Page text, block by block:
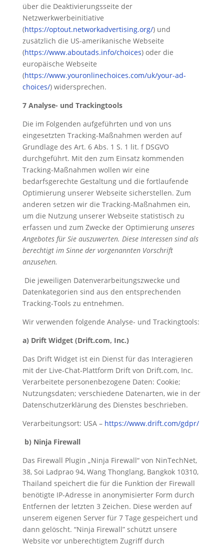
über die Deaktivierungsseite der
Netzwerkwerbeinitiative
(https://optout.networkadvertising.org/) und
zusätzlich die US-amerikanische Webseite
(https://www.aboutads.info/choices) oder die
europäische Webseite
(https://www.youronlinechoices.com/uk/your-ad-
choices/) widersprechen.
7 Analyse- und Trackingtools
Die im Folgenden aufgeführten und von uns
eingesetzten Tracking-Maßnahmen werden auf
Grundlage des Art. 6 Abs. 1 S. 1 lit. f DSGVO
durchgeführt. Mit den zum Einsatz kommenden
Tracking-Maßnahmen wollen wir eine
bedarfsgerechte Gestaltung und die fortlaufende
Optimierung unserer Webseite sicherstellen. Zum
anderen setzen wir die Tracking-Maßnahmen ein,
um die Nutzung unserer Webseite statistisch zu
erfassen und zum Zwecke der Optimierungunseres
Angebotes für Sie auszuwerten. Diese Interessen sind als
berechtigt im Sinne der vorgenannten Vorschrift
anzusehen.
Die jeweiligen Datenverarbeitungszwecke und
Datenkategorien sind aus den entsprechenden
Tracking-Tools zu entnehmen.
Wir verwenden folgende Analyse- und Trackingtools:
a) Drift Widget (Drift.com, Inc.)
Das Drift Widget ist ein Dienst für das Interagieren
mit der Live-Chat-Plattform Drift von Drift.com, Inc.
Verarbeitete personenbezogene Daten: Cookie;
Nutzungsdaten; verschiedene Datenarten, wie in der
Datenschutzerklärung des Dienstes beschrieben.
Verarbeitungsort: USA – https://www.drift.com/gdpr/
b) Ninja Firewall
Das Firewall Plugin „Ninja Firewall“ von NinTechNet,
38, Soi Ladprao 94, Wang Thonglang, Bangkok 10310,
Thailand speichert die für die Funktion der Firewall
benötigte IP-Adresse in anonymisierter Form durch
Entfernen der letzten 3 Zeichen. Diese werden auf
unserem eigenen Server für 7 Tage gespeichert und
dann gelöscht. “Ninja Firewall” schützt unsere
Website vor unberechtigtem Zugriff durch